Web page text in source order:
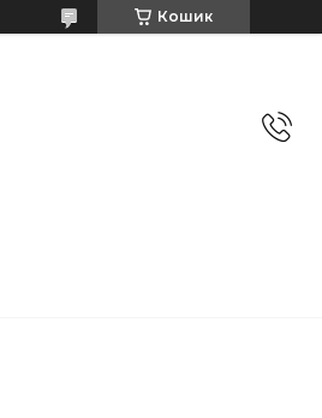
Кошик